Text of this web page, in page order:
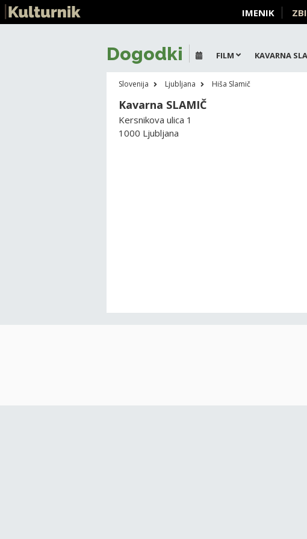
IMENIK
Dogodki FILM KAVARNA
Slovenija Ljubljana Hiša Slamič
Kavarna SLAMIČ
Kersnikova ulica 1
1000 Ljubljana